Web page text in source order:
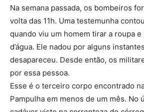
Na semana passada, os bombeiros
volta das 11h. Uma testemunha
quando viu um homem tirar a roupa
d’água. Ele nadou por alguns
desapareceu. Desde então, os
por essa pessoa.
Esse é o terceiro corpo encontrado
Pampulha em menos de um mês. No